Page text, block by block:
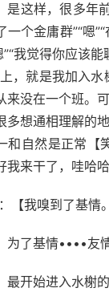
是这样，很多年
一个金庸群”“嗯
”“我觉得你应该
，就是我加入
来没在一个班。
多想通相理解的
和自然是正常【
我来干了，哇哈
【我嗅到了基情
为了基情••••友
最开始进入水榭